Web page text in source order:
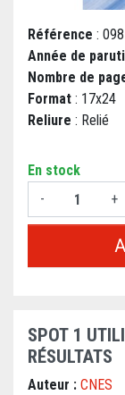
Référence : 098
Année de
Nombre de
Format : 17x24
Reliure : Relié
En stock
-
+
SPOT 1
RÉSULTATS
Auteur : CNES